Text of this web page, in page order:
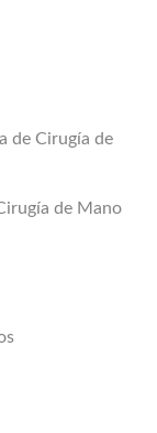
de Cirugía de
de Mano